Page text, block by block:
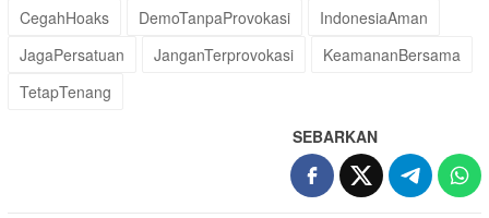
CegahHoaks
DemoTanpaProvokasi
IndonesiaAman
JagaPersatuan
JanganTerprovokasi
KeamananBersama
TetapTenang
SEBARKAN